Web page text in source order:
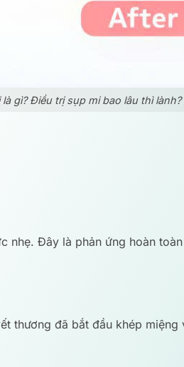
gì? Điều trị sụp mi bao lâu thì lành?
Đây là phản ứng hoàn
thương đã bắt đầu khép